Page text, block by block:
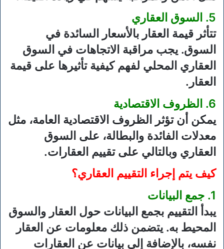
5. السوق العقاري
تتأثر قيمة العقار بالأسعار السائدة في
السوق. يجب مراقبة الاتجاهات في السوق
العقاري المحلي لفهم كيفية تأثيرها على قيمة
العقار.
6. الظروف الاقتصادية
يمكن أن تؤثر الظروف الاقتصادية العامة، مثل
معدلات الفائدة والبطالة، على السوق
العقاري وبالتالي على تقييم العقارات.
كيف يتم إجراء التقييم العقاري؟
1. جمع البيانات
يبدأ التقييم بجمع البيانات حول العقار والسوق
المحيط به. يتضمن ذلك معلومات عن العقار
نفسه، بالإضافة إلى بيانات عن العقارات